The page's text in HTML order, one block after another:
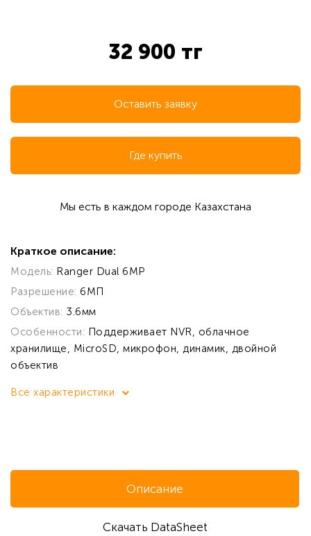
32 900 тг
Оставить заявку
Где купить
Мы есть в каждом городе Казахстана
Краткое описание:
Модель: Ranger Dual 6MP
Разрешение: 6МП
Объектив: 3.6мм
Особенности: Поддерживает NVR, облачное
хранилище, MicroSD, микрофон, динамик, двойной
объектив
Все характеристики
Описание
Скачать DataSheet